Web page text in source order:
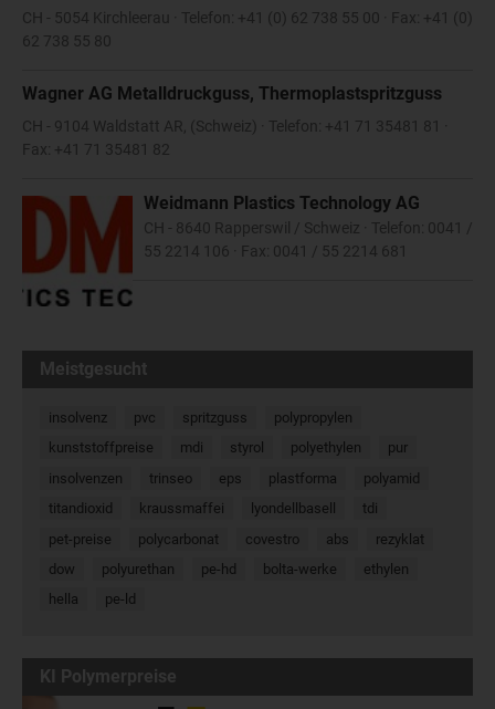
CH - 5054 Kirchleerau · Telefon: +41 (0) 62 738 55 00 · Fax: +41 (0)
62 738 55 80
Wagner AG Metalldruckguss, Thermoplastspritzguss
CH - 9104 Waldstatt AR, (Schweiz) · Telefon: +41 71 35481 81 ·
Fax: +41 71 35481 82
Weidmann Plastics Technology AG
CH - 8640 Rapperswil / Schweiz · Telefon: 0041 /
55 2214 106 · Fax: 0041 / 55 2214 681
Meistgesucht
insolvenz pvc spritzguss
polypropylen
kunststoffpreise
mdi styrol polyethylen
pur
insolvenzen
trinseo eps plastforma
polyamid
titandioxid
kraussmaffei lyondellbasell
tdi
pet-preise
polycarbonat covestro abs
rezyklat
dow
polyurethan pe-hd bolta-werke
ethylen
hella
pe-ld
KI Polymerpreise